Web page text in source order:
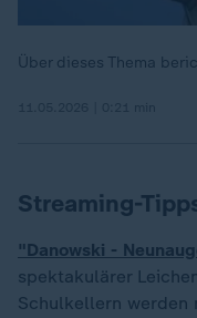
Über dieses Thema
Streaming-
"Danowski -
spektakulärer
Schulkellern werden